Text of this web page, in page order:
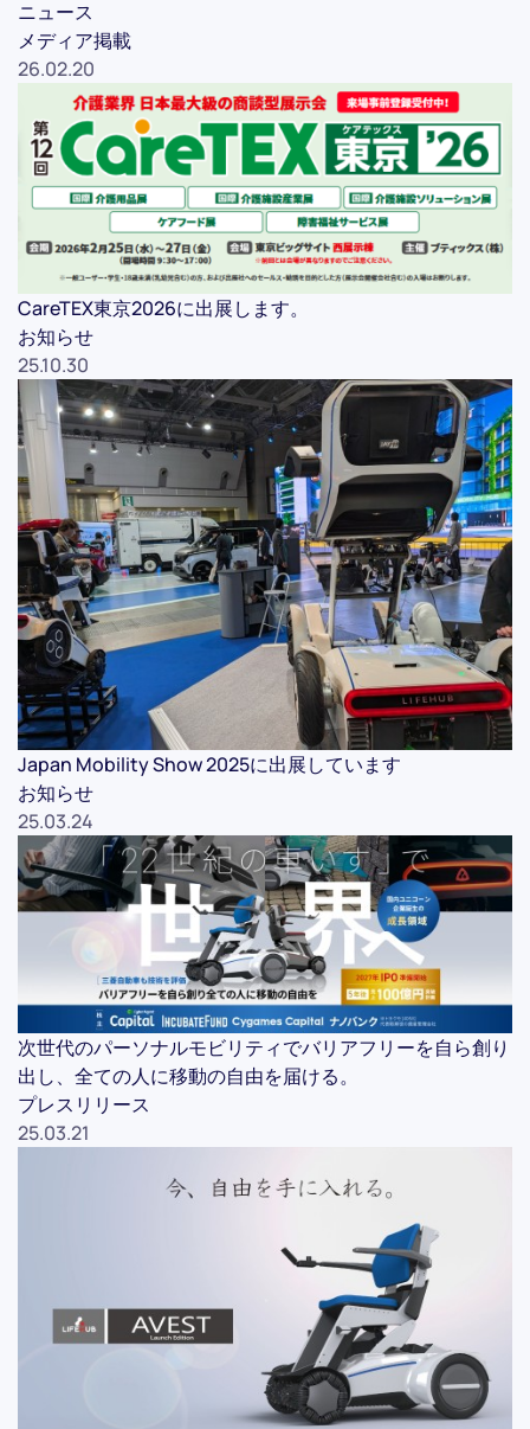
ニュース
メディア掲載
26.02.20
CareTEX東京2026に出展します。
お知らせ
25.10.30
Japan Mobility Show 2025に出展しています
お知らせ
25.03.24
次世代のパーソナルモビリティでバリアフリーを自ら創り
出し、全ての人に移動の自由を届ける。
プレスリリース
25.03.21